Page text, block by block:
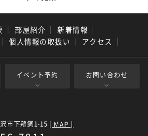
｜ 部屋紹介 ｜ 新着情報 ｜
｜ 個人情報の取扱い ｜ アクセス ｜
イベント予約 お問い合わせ
市下鵜飼1-15 [ MAP ]